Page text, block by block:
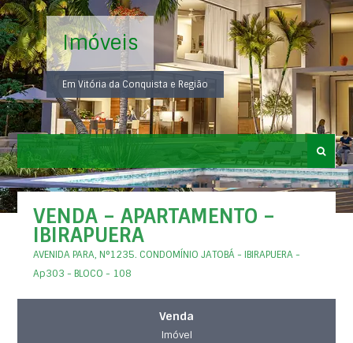
Imóveis
Em Vitória da Conquista e Região
VENDA – APARTAMENTO –
IBIRAPUERA
AVENIDA PARA, N°1235. CONDOMÍNIO JATOBÁ - IBIRAPUERA -
Ap303 - BLOCO - 108
Venda
Imóvel